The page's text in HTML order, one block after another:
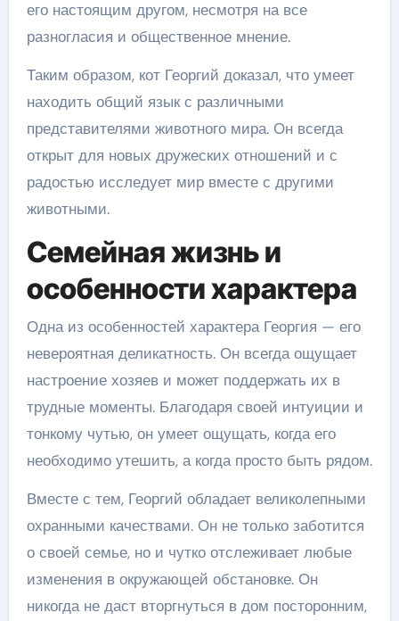
его настоящим другом, несмотря на все
разногласия и общественное мнение.
Таким образом, кот Георгий доказал, что умеет
находить общий язык с различными
представителями животного мира. Он всегда
открыт для новых дружеских отношений и с
радостью исследует мир вместе с другими
животными.
Семейная жизнь и
особенности характера
Одна из особенностей характера Георгия — его
невероятная деликатность. Он всегда ощущает
настроение хозяев и может поддержать их в
трудные моменты. Благодаря своей интуиции и
тонкому чутью, он умеет ощущать, когда его
необходимо утешить, а когда просто быть рядом.
Вместе с тем, Георгий обладает великолепными
охранными качествами. Он не только заботится
о своей семье, но и чутко отслеживает любые
изменения в окружающей обстановке. Он
никогда не даст вторгнуться в дом посторонним,